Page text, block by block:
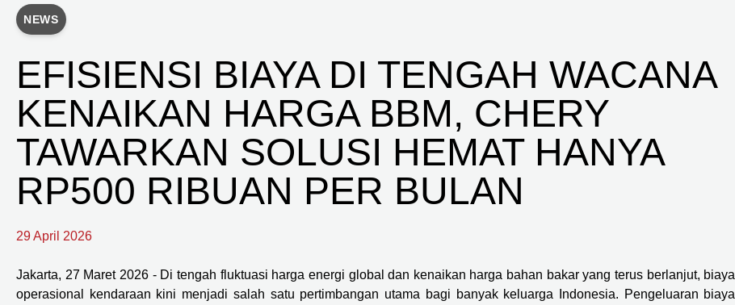
NEWS
EFISIENSI BIAYA DI TENGAH WACANA
KENAIKAN HARGA BBM, CHERY
TAWARKAN SOLUSI HEMAT HANYA
RP500 RIBUAN PER BULAN
29 April 2026
Jakarta, 27 Maret 2026 - Di tengah fluktuasi harga energi global dan kenaikan harga bahan bakar yang terus berlanjut, biaya
operasional kendaraan kini menjadi salah satu pertimbangan utama bagi banyak keluarga Indonesia. Pengeluaran biaya